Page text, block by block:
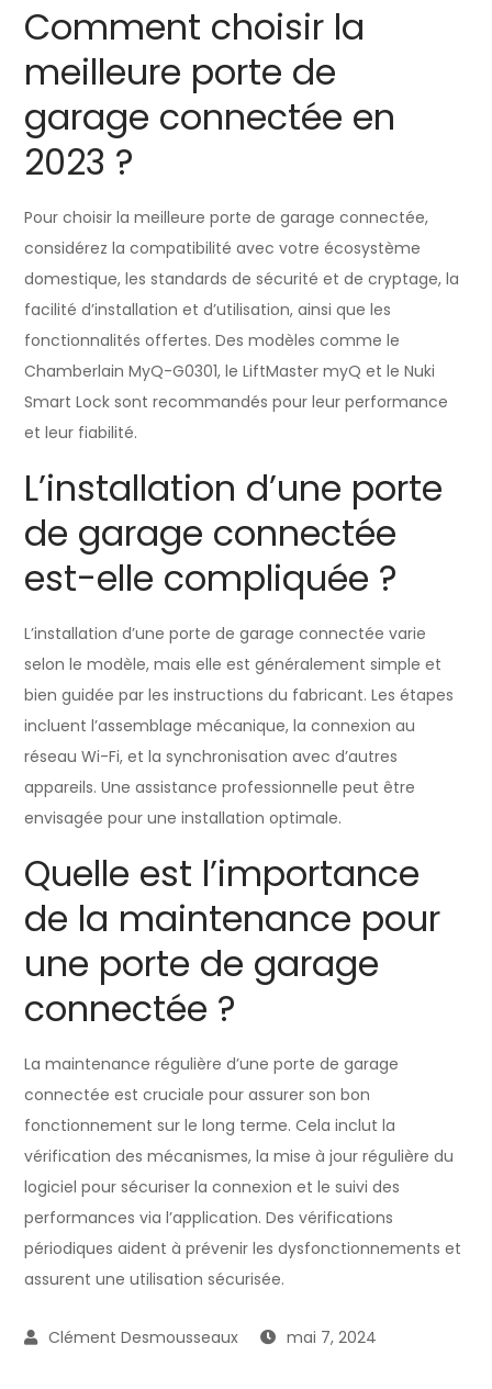
Comment choisir la
meilleure porte de
garage connectée en
2023 ?
Pour choisir la meilleure porte de garage connectée,
considérez la compatibilité avec votre écosystème
domestique, les standards de sécurité et de cryptage, la
facilité d’installation et d’utilisation, ainsi que les
fonctionnalités offertes. Des modèles comme le
Chamberlain MyQ-G0301, le LiftMaster myQ et le Nuki
Smart Lock sont recommandés pour leur performance
et leur fiabilité.
L’installation d’une porte
de garage connectée
est-elle compliquée ?
L’installation d’une porte de garage connectée varie
selon le modèle, mais elle est généralement simple et
bien guidée par les instructions du fabricant. Les étapes
incluent l’assemblage mécanique, la connexion au
réseau Wi-Fi, et la synchronisation avec d’autres
appareils. Une assistance professionnelle peut être
envisagée pour une installation optimale.
Quelle est l’importance
de la maintenance pour
une porte de garage
connectée ?
La maintenance régulière d’une porte de garage
connectée est cruciale pour assurer son bon
fonctionnement sur le long terme. Cela inclut la
vérification des mécanismes, la mise à jour régulière du
logiciel pour sécuriser la connexion et le suivi des
performances via l’application. Des vérifications
périodiques aident à prévenir les dysfonctionnements et
assurent une utilisation sécurisée.
mai 7, 2024